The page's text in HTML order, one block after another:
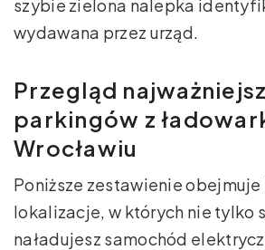
szybie zielona nalepka
wydawana przez urząd.
Przegląd
parkingów z
Wrocławiu
Poniższe zestawienie
lokalizacje, w których nie tylko
naładujesz samochód